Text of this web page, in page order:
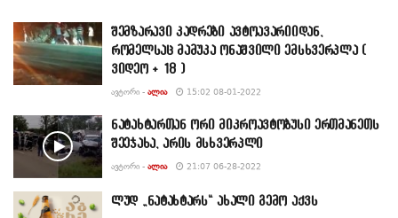
შემზარავი კადრები ავტოავარიიდან,
რომელსაც მამუკა ონაშვილი ემსხვერპლა (
ვიდეო + 18 )
ᲐᲕᲢᲝᲠᲘ - ᲐᲚᲘᲐ 15:02 08-01-2022
ნატახტართან ორი მიკროავტობუსი ერთმანეთს
შეეჯახა, არის მსხვერპლი
ᲐᲕᲢᲝᲠᲘ - ᲐᲚᲘᲐ 21:07 06-28-2022
ლუდ „ნატახტარს“ ახალი გემო აქვს